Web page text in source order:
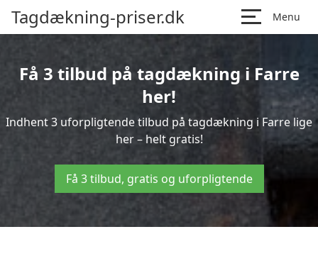
Tagdækning-priser.dk Menu
Få 3 tilbud på tagdækning i Farre
her!
Indhent 3 uforpligtende tilbud på tagdækning i Farre lige
her – helt gratis!
Få 3 tilbud, gratis og uforpligtende